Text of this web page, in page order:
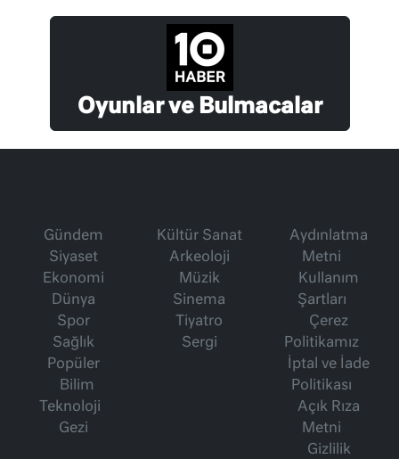
Oyunlar ve Bulmacalar
Gündem
Siyaset
Ekonomi
Dünya
Spor
Sağlık
Popüler
Bilim
Teknoloji
Gezi
Kültür Sanat
Arkeoloji
Müzik
Sinema
Tiyatro
Sergi
Aydınlatma
Metni
Kullanım
Şartları
Çerez
Politikamız
İptal ve İade
Politikası
Açık Rıza
Metni
Gizlilik